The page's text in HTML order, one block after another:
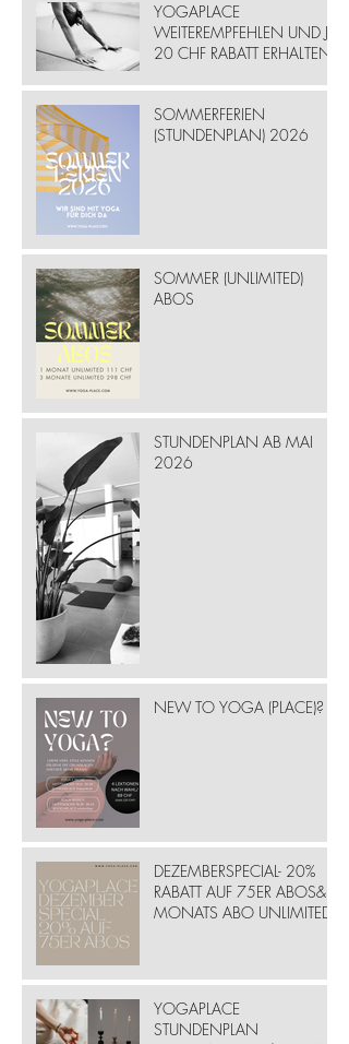
YOGAPLACE
WEITEREMPFEHLEN UND JE
20 CHF RABATT ERHALTEN
SOMMERFERIEN
(STUNDENPLAN) 2026
SOMMER (UNLIMITED)
ABOS
STUNDENPLAN AB MAI
2026
NEW TO YOGA (PLACE)?
DEZEMBERSPECIAL- 20%
RABATT AUF 75ER ABOS& 6
MONATS ABO UNLIMITED
YOGAPLACE
STUNDENPLAN